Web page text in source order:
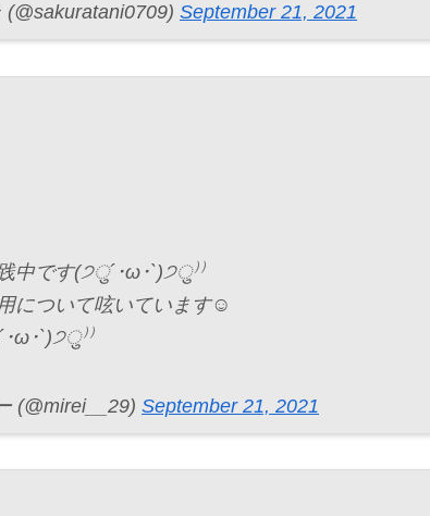
September 21, 2021
践中です(੭ु´･ω･`)੭ु⁾⁾
について呟いています☺
･ω･`)੭ु⁾⁾
(@mirei__29) September 21, 2021